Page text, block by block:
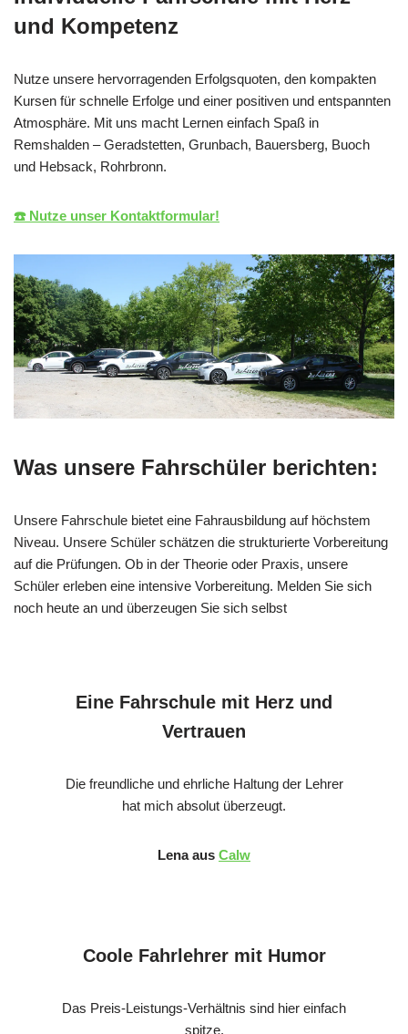
und Kompetenz
Nutze unsere hervorragenden Erfolgsquoten, den kompakten
Kursen für schnelle Erfolge und einer positiven und entspannten
Atmosphäre. Mit uns macht Lernen einfach Spaß in
Remshalden – Geradstetten, Grunbach, Bauersberg, Buoch
und Hebsack, Rohrbronn.
☎️ Nutze unser Kontaktformular!
Was unsere Fahrschüler berichten:
Unsere Fahrschule bietet eine Fahrausbildung auf höchstem
Niveau. Unsere Schüler schätzen die strukturierte Vorbereitung
auf die Prüfungen. Ob in der Theorie oder Praxis, unsere
Schüler erleben eine intensive Vorbereitung. Melden Sie sich
noch heute an und überzeugen Sie sich selbst
Eine Fahrschule mit Herz und
Vertrauen
Die freundliche und ehrliche Haltung der Lehrer
hat mich absolut überzeugt.
Lena aus Calw
Coole Fahrlehrer mit Humor
Das Preis-Leistungs-Verhältnis sind hier einfach
spitze.